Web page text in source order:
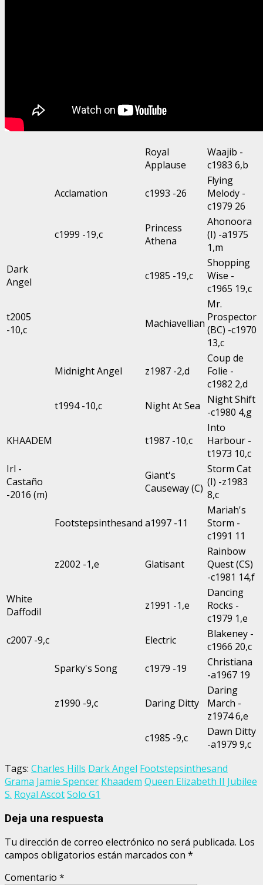
Royal
Applause
Waajib -
c1983 6,b
Acclamation c1993 -26
Flying
Melody -
c1979 26
c1999 -19,c
Princess
Athena
Ahonoora
(I) -a1975
1,m
Dark
Angel
c1985 -19,c
Shopping
Wise -
c1965 19,c
t2005
-10,c
Machiavellian
Mr.
Prospector
(BC) -c1970
13,c
Midnight Angel z1987 -2,d
Coup de
Folie -
c1982 2,d
t1994 -10,c
Night At Sea
Night Shift
-c1980 4,g
KHAADEM t1987 -10,c
Into
Harbour -
t1973 10,c
Irl -
Castaño
-2016 (m)
Giant's
Causeway (C)
Storm Cat
(I) -z1983
8,c
Footstepsinthesand a1997 -11
Mariah's
Storm -
c1991 11
z2002 -1,e Glatisant
Rainbow
Quest (CS)
-c1981 14,f
White
Daffodil
z1991 -1,e
Dancing
Rocks -
c1979 1,e
c2007 -9,c
Electric
Blakeney -
c1966 20,c
Sparky's Song
c1979 -19
Christiana
-a1967 19
z1990 -9,c Daring Ditty
Daring
March -
z1974 6,e
c1985 -9,c
Dawn Ditty
-a1979 9,c
Tags: Charles Hills Dark Angel Footstepsinthesand
Grama Jamie Spencer Khaadem Queen Elizabeth II Jubilee
S. Royal AscotSolo G1
Deja una respuesta
Tu dirección de correo electrónico no será publicada. Los
campos obligatorios están marcados con *
Comentario *